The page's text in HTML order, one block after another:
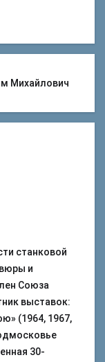
Михайлович
станковой
и
Союза
выставок:
(1964, 1967,
30-